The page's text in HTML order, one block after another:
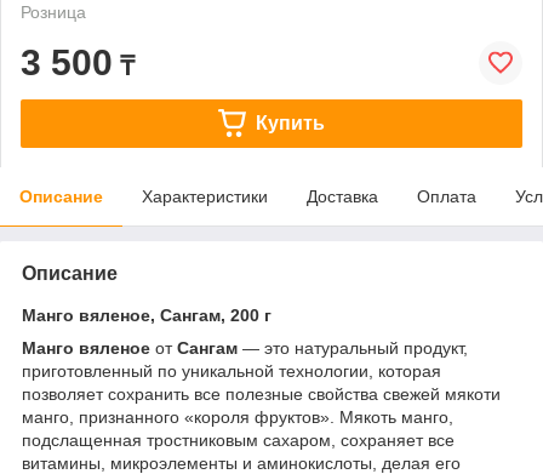
Розница
3 500 ₸
Купить
Описание Характеристики Доставка Оплата
Описание
Манго вяленое, Сангам, 200 г
Манго вяленое отСангам — это натуральный продукт,
приготовленный по уникальной технологии, которая
позволяет сохранить все полезные свойства свежей мякоти
манго, признанного «короля фруктов». Мякоть манго,
подслащенная тростниковым сахаром, сохраняет все
витамины, микроэлементы и аминокислоты, делая его